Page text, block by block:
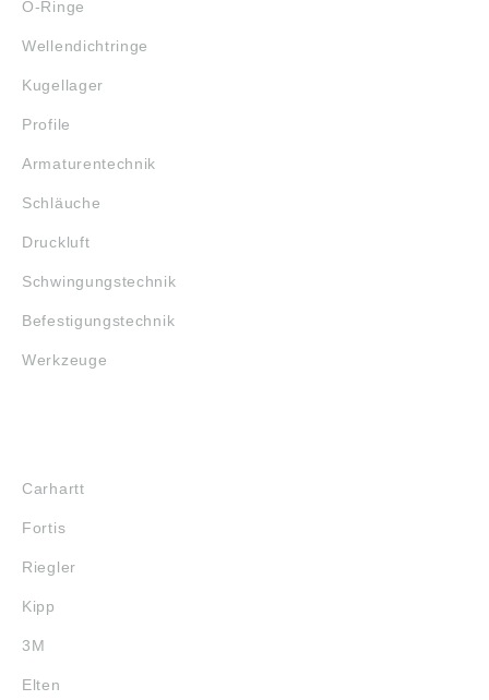
O-Ringe
Wellendichtringe
Kugellager
Profile
Armaturentechnik
Schläuche
Druckluft
Schwingungstechnik
Befestigungstechnik
Werkzeuge
Carhartt
Fortis
Riegler
Kipp
3M
Elten